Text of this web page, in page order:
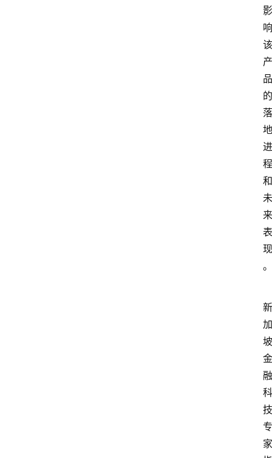
影
响
该
产
品
的
落
地
进
程
和
未
来
表
现
。
新
加
坡
金
融
科
技
专
家